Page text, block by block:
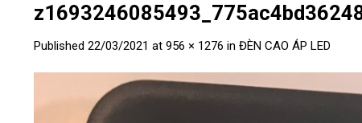
Published 22/03/2021 at 956 × 1276 in ĐÈN CAO ÁP LED